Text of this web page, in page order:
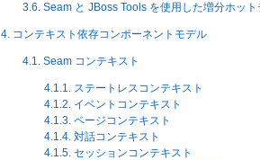
3.6. Seam と JBoss Tools を使用した増分ホッ
4. コンテキスト依存コンポーネントモデル
4.1. Seam コンテキスト
4.1.1. ステートレスコンテキスト
4.1.2. イベントコンテキスト
4.1.3. ページコンテキスト
4.1.4. 対話コンテキスト
4.1.5. セッションコンテキスト